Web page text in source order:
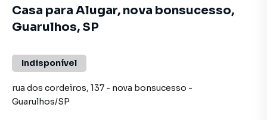
Casa para Alugar, nova bonsucesso,
Guarulhos, SP
Indisponível
rua dos cordeiros, 137 - nova bonsucesso -
Guarulhos/SP